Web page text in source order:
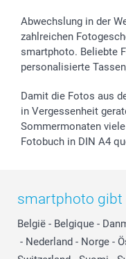
Abwechslung in der
zahlreichen
smartphoto. Beliebte
personalisierte
Damit die Fotos aus
in Vergessenheit
Sommermonaten
Fotobuch in DIN A4
smartphoto gibt
België - Belgique -
- Nederland - Norge -